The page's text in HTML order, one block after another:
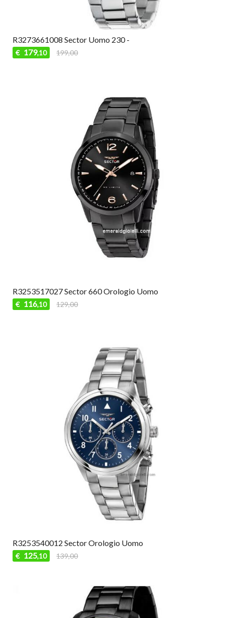
R3273661008 Sector Uomo 230 -
€ 179,10 199,00
R3253517027 Sector 660 Orologio Uomo
€ 116,10 129,00
R3253540012 Sector Orologio Uomo
€ 125,10 139,00